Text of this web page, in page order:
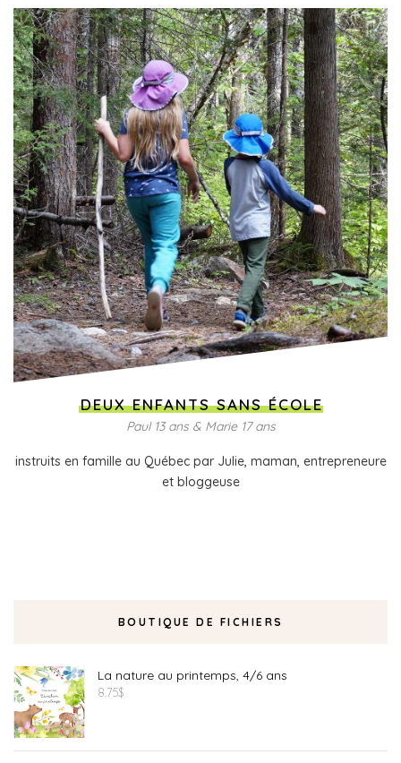
DEUX ENFANTS SANS ÉCOLE
Paul 13 ans & Marie 17 ans
instruits en famille au Québec par Julie, maman, entrepreneure
et bloggeuse
BOUTIQUE DE FICHIERS
La nature au printemps, 4/6 ans
8.75$